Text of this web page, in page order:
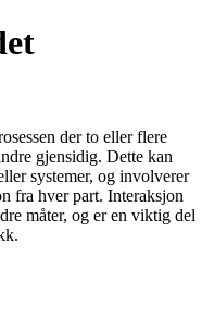
der to eller flere
gjensidig. Dette kan
systemer, og involverer
fra hver part. Interaksjon
måter, og er en viktig del